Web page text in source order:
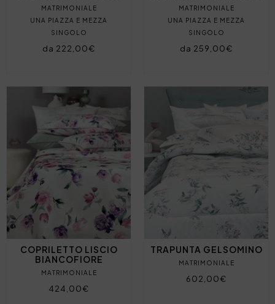
MATRIMONIALE
UNA PIAZZA E MEZZA
SINGOLO
da 222,00€
MATRIMONIALE
UNA PIAZZA E MEZZA
SINGOLO
da 259,00€
COPRILETTO LISCIO
BIANCOFIORE
MATRIMONIALE
424,00€
TRAPUNTA GELSOMINO
MATRIMONIALE
602,00€